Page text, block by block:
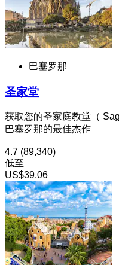
巴塞罗那
圣家堂
获取您的圣家庭教堂（
巴塞罗那的最佳杰作
4.7 (89,340)
低至
US$39.06